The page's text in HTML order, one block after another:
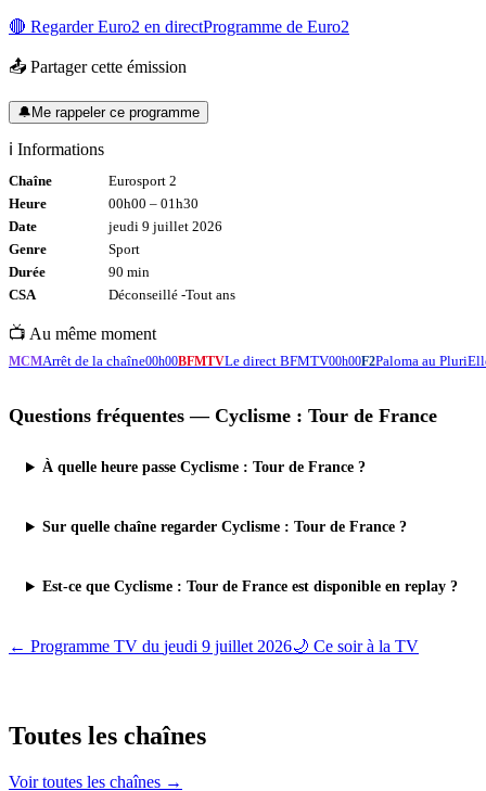
🔴 RegarderEuro2 en directProgramme de Euro2
📤 Partager cette émission
🔔Me rappeler ce programme
ℹ️ Informations
Chaîne
Eurosport 2
Heure
00h00 – 01h30
Date
jeudi 9 juillet 2026
Genre
Sport
Durée
90 min
CSA
Déconseillé -Tout ans
📺 Au même moment
MCMArrêt de la chaîne00h00BFMTVLe direct BFMTV00h00F2Paloma au
Questions fréquentes — Cyclisme : Tour de France
À quelle heure passe Cyclisme : Tour de France ?
Sur quelle chaîne regarder Cyclisme : Tour de France ?
Est-ce que Cyclisme : Tour de France est disponible en replay ?
← Programme TV du jeudi 9 juillet 2026🌙 Ce soir à la TV
Toutes les chaînes
Voir toutes les chaînes →